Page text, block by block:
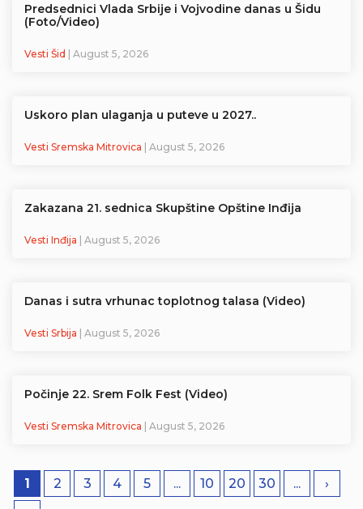
Predsednici Vlada Srbije i Vojvodine danas u Šidu
(Foto/Video)
Vesti Šid | August 5, 2026
Uskoro plan ulaganja u puteve u 2027..
Vesti Sremska Mitrovica | August 5, 2026
Zakazana 21. sednica Skupštine Opštine Inđija
Vesti Inđija | August 5, 2026
Danas i sutra vrhunac toplotnog talasa (Video)
Vesti Srbija | August 5, 2026
Počinje 22. Srem Folk Fest (Video)
Vesti Sremska Mitrovica | August 5, 2026
1 2 3 4 5 ... 10 20 30 ...
›